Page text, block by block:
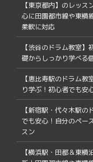
【東京都内】のレッス
心に田園都市線や東横
柔軟に対応
【渋谷のドラム教室
礎からしっかり学べる
【恵比寿駅のドラム
り学ぶ！初心者でも安
【新宿駅・代々木駅
でも安心！自分のペー
スン
【横浜駅・田都＆東横